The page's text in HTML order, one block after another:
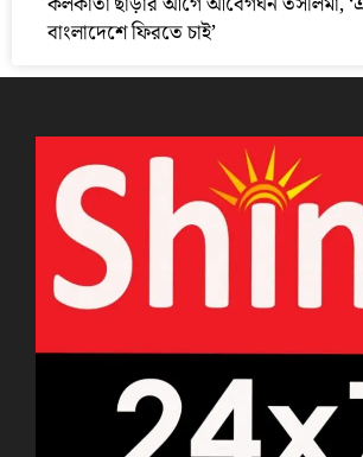
বাংলাদেশে ফিরতে চাই’